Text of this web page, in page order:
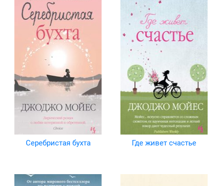
Серебристая бухта Где живет счастье